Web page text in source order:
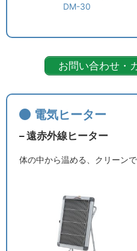
DM-30
お問い合わせ・
電気ヒーター
– 遠赤外線ヒーター
体の中から温める、クリーン